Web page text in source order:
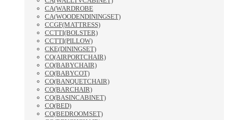
CA(WARDROBE
CA(WOODENDININGSET)
CCGF(MATTRESS)
CCTTI(BOLSTER)
CCTTI(PILLOW)
CKE(DININGSET)
CO(AIRPORTCHAIR)
CO(BABYCHAIR)
CO(BABYCOT)
CO(BANQUETCHAIR)
CO(BARCHAIR)
CO(BASINCABINET)
CO(BED)
CO(BEDROOMSET)